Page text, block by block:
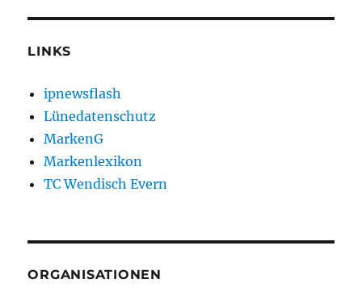
LINKS
ipnewsflash
Lünedatenschutz
MarkenG
Markenlexikon
TC Wendisch Evern
ORGANISATIONEN